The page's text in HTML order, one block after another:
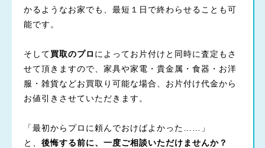
かるようなお家でも、最短１日で終わらせることも可
能です。
そして買取のプロ によってお片付けと同時に査定もさ
せて頂きますので、家具や家電・貴金属・食器・お洋
服・雑貨などお買取り可能な場合、お片付け代金から
お値引きさせていただきます。
「最初からプロに頼んでおけばよかった……」
と、 後悔する前に、一度ご相談いただけませんか？